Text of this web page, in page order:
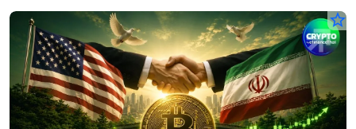
star_border